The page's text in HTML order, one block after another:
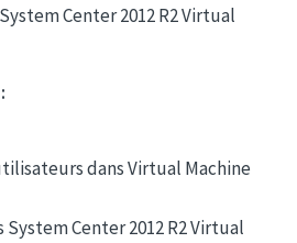
Center 2012 R2 Virtual
dans Virtual Machine
Center 2012 R2 Virtual